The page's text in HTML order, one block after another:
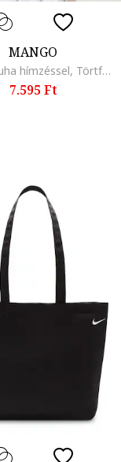
MANGO
Ujjatlan ruha hímzéssel, Törtfehér
7.595 Ft